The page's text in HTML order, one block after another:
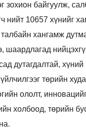
байгуулж,
нийт 10657 хүнийг
хангамж
шаардлагад
дутагдалтай, хүний
төрийн
ололт,
холбоод, төрийн